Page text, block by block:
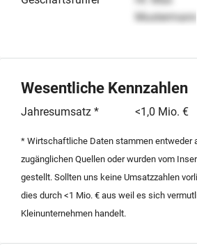
Mustermann
Wesentliche Kennzahlen
Jahresumsatz * <1,0 Mio. €
* Wirtschaftliche Daten stammen entweder
zugänglichen Quellen oder wurden vom
gestellt. Sollten uns keine Umsatzzahlen
dies durch <1 Mio. € aus weil es sich
Kleinunternehmen handelt.